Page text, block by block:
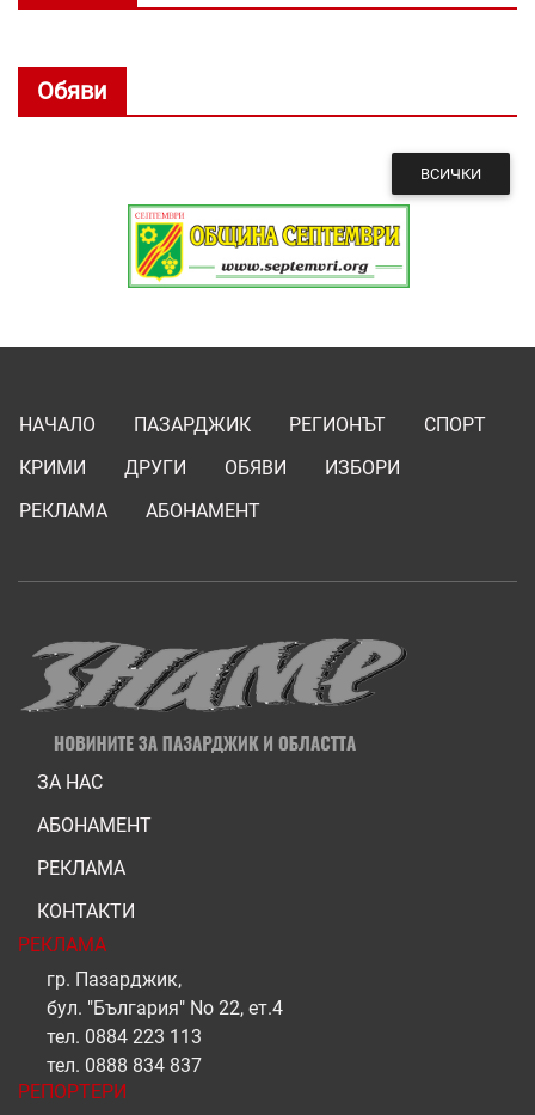
Обяви
ВСИЧКИ
НАЧАЛО ПАЗАРДЖИК РЕГИОНЪТ
СПОРТ
КРИМИ
ДРУГИ ОБЯВИ
ИЗБОРИ
РЕКЛАМА
АБОНАМЕНТ
ЗА НАС
АБОНАМЕНТ
РЕКЛАМА
КОНТАКТИ
РЕКЛАМА
гр. Пазарджик,
бул. "България" No 22, ет.4
тел. 0884 223 113
тел. 0888 834 837
РЕПОРТЕРИ